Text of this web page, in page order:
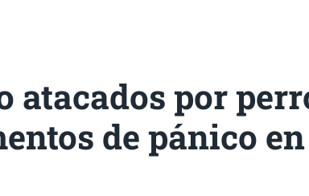
atacados por
de pánico